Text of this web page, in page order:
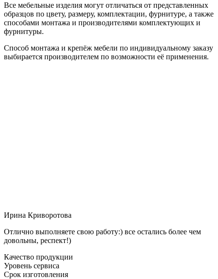
Все мебельные изделия могут отличаться от представленных
образцов по цвету, размеру, комплектации, фурнитуре, а также
способами монтажа и производителями комплектующих и
фурнитуры.
Способ монтажа и крепёж мебели по индивидуальному заказу
выбирается производителем по возможности её применения.
Ирина Криворотова
Отлично выполняете свою работу:) все остались более чем
довольны, респект!)
Качество продукции
Уровень сервиса
Срок изготовления